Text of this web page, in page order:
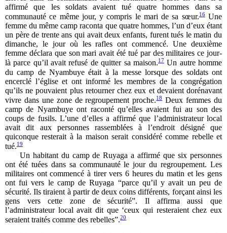
affirmé que les soldats avaient tué quatre hommes dans sa
communauté ce même jour, y compris le mari de sa sœur.16Une
femme du même camp raconta que quatre hommes, l’un d’eux étant
un père de trente ans qui avait deux enfants, furent tués le matin du
dimanche, le jour où les rafles ont commencé. Une deuxième
femme déclara que son mari avait été tué par des militaires ce jour-
là parce qu’il avait refusé de quitter sa maison.17Un autre homme
du camp de Nyambuye était à la messe lorsque des soldats ont
encerclé l’église et ont informé les membres de la congrégation
qu’ils ne pouvaient plus retourner chez eux et devaient dorénavant
vivre dans une zone de regroupement proche.18Deux femmes du
camp de Nyambuye ont raconté qu’elles avaient fui au son des
coups de fusils. L’une d’elles a affirmé que l’administrateur local
avait dit aux personnes rassemblées à l’endroit désigné que
quiconque resterait à la maison serait considéré comme rebelle et
tué.19
Un habitant du camp de Ruyaga a affirmé que six personnes
ont été tuées dans sa communauté le jour du regroupement. Les
militaires ont commencé à tirer vers 6 heures du matin et les gens
ont fui vers le camp de Ruyaga “parce qu’il y avait un peu de
sécurité. Ils tiraient à partir de deux coins différents, forçant ainsi les
gens vers cette zone de sécurité”. Il affirma aussi que
l’administrateur local avait dit que ‘ceux qui resteraient chez eux
seraient traités comme des rebelles”.20